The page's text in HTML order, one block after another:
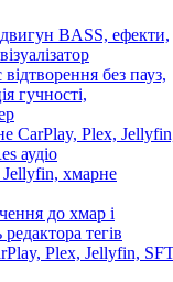
BASS, ефекти,
без пауз,
гучності,
CarPlay, Plex,
аудіо
Jellyfin, хмарне
до хмар і
тегів
Plex, Jellyfin,